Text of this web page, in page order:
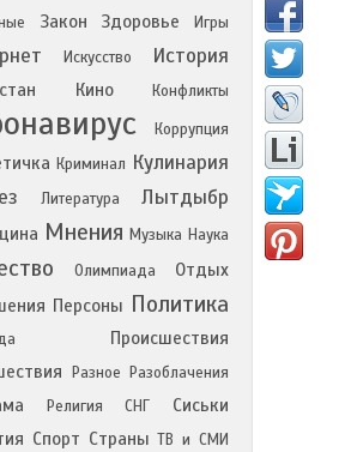
Закон Здоровье Игры
Искусство История
Кино Конфликты
Коррупция
Криминал Кулинария
Литература Лытдыбр
Мнения Музыка Наука
Олимпиада
Отдых
Персоны Политика
Происшествия
Разное Разоблачения
Религия СНГ
Сиськи
Спорт Страны ТВ и СМИ